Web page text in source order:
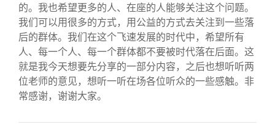
的。我也希望更多的人、在座的人能够关注这个问题。
我们可以用很多的方式，用公益的方式去关注到一些落
后的群体。我们在这个飞速发展的时代中，希望所有
人、每一个人、每一个群体都不要被时代落在后面。这
就是我今天想要先分享的一部分内容，之后也想听听两
位老师的意见，想听一听在场各位听众的一些感触。非
常感谢，谢谢大家。